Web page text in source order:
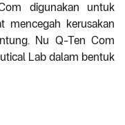
digunakan untuk
mencegah kerusakan
Nu Q-Ten Com
Lab dalam bentuk